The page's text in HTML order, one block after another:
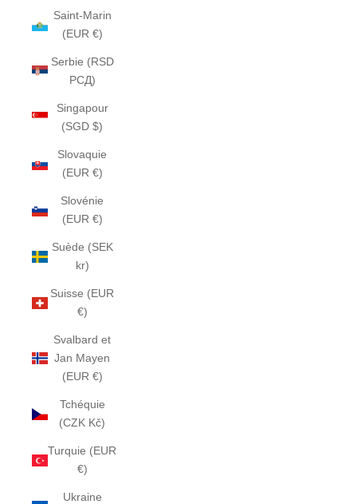
Saint-Marin
(EUR €)
Serbie (RSD
РСД)
Singapour
(SGD $)
Slovaquie
(EUR €)
Slovénie
(EUR €)
Suède (SEK
kr)
Suisse (EUR
€)
Svalbard et
Jan Mayen
(EUR €)
Tchéquie
(CZK Kč)
Turquie (EUR
€)
Ukraine